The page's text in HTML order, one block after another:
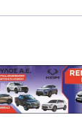
Περιβάλλον
Κόσμος
Τοπικά